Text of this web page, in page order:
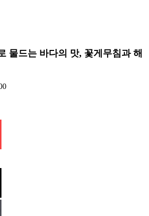
물드는 바다의 맛, 꽃게무침과 해